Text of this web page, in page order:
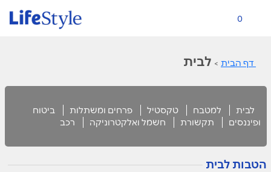
0
דף הבית > לבית
לבית למטבח טקסטיל פרחים ומשתלות
ביטוח
ופיננסים
תקשורת חשמל ואלקטרוניקה רכב
הטבות לבית